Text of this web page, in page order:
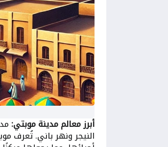
أبرز معالم مدينة موبتي:
النيجر ونهر باني. تُعرف